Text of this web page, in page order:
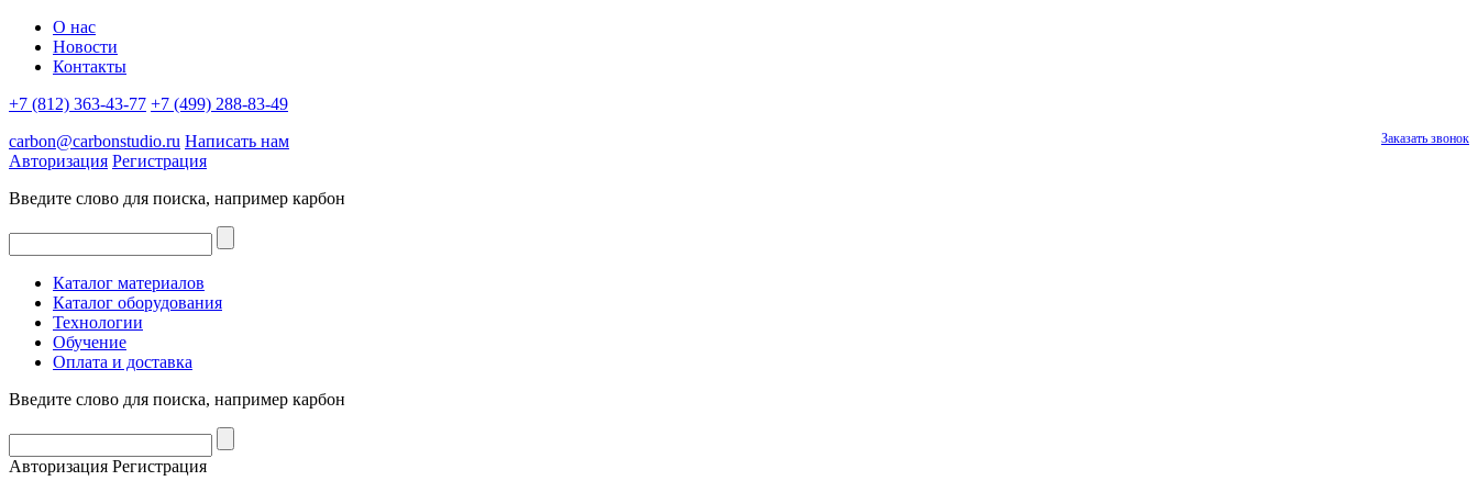
О нас
Новости
Контакты
+7 (812) 363-43-77 +7 (499) 288-83-49
Заказать звонок
carbon@carbonstudio.ru Написать нам
Авторизация Регистрация
Введите слово для поиска, например карбон
Каталог материалов
Каталог оборудования
Технологии
Обучение
Оплата и доставка
Введите слово для поиска, например карбон
Авторизация Регистрация